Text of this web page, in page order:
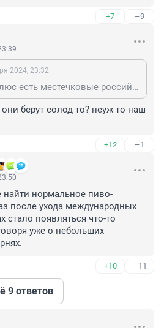
+7 –9
2024, 23:32
Беларусь рулит, плюс есть местечковые российские марки, которые варят пиво добросовестно и по нормальной технологии, а не бодяжат пивной продукт.
берут солод то? неуж то наш
+12 –1
нормальное пиво-
после ухода международных
стало появляться что-то
уже о небольших
+10 –11
9 ответов